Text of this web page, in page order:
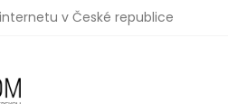
v České republice